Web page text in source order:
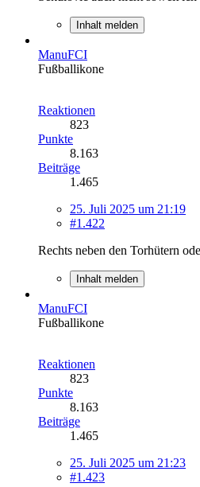
Inhalt melden
ManuFCI
Fußballikone
Reaktionen
823
Punkte
8.163
Beiträge
1.465
25. Juli 2025 um 21:19
#1.422
Rechts neben den Torhütern
Inhalt melden
ManuFCI
Fußballikone
Reaktionen
823
Punkte
8.163
Beiträge
1.465
25. Juli 2025 um 21:23
#1.423